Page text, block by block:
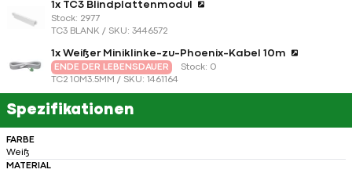
1x TC3 Blindplattenmodul
Stock: 2977
TC3 BLANK / SKU: 3446572
1x Weißer Miniklinke-zu-Phoenix-Kabel 10m
ENDE DER LEBENSDAUER
Stock: 0
TC2 10M3.5MM / SKU: 1461164
Spezifikationen
FARBE
Weiß
MATERIAL